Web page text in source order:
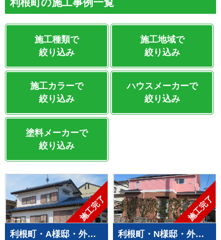
施工種類で
絞り込み
施工地域で
絞り込み
施工カラーで
絞り込み
ハウスメーカーで
絞り込み
塗料メーカーで
絞り込み
施工完了
利根町・A様邸・外壁
施工完了
利根町・N様邸・外壁